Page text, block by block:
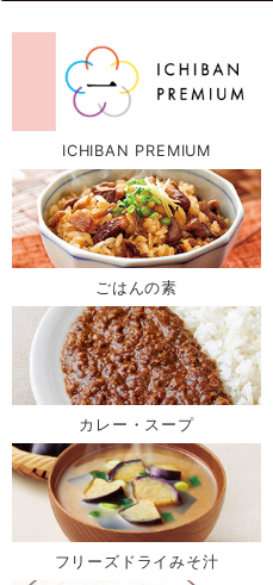
ICHIBAN PREMIUM
ごはんの素
カレー・スープ
フリーズドライみそ汁